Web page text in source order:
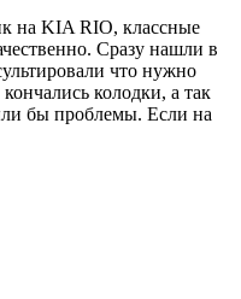
на KIA RIO, классные
Сразу нашли в
что нужно
колодки, а так
бы проблемы. Если на